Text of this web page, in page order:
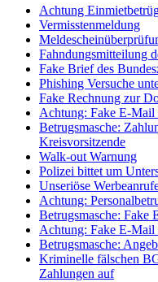
Achtung
Vermisstenmeldung
Fahndungsmitteilung
Fake Brief des
Phishing Versuche
Fake Rechnung zur
Achtung: Fake E-Mail
Betrugsmasche:
Kreisvorsitzende
Walk-out Warnung
Polizei bittet um
Unseriöse
Achtung:
Betrugsmasche: Fake
Achtung: Fake E-Mail
Betrugsmasche:
Kriminelle fälschen
Zahlungen auf